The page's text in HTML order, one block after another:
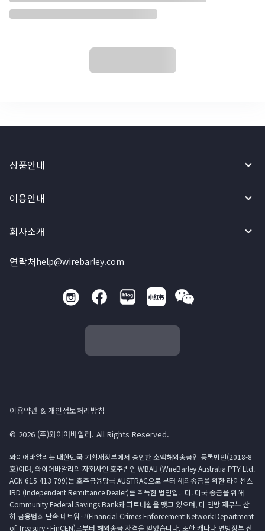
상품안내
이용안내
회사소개
연락처help@wirebarley.com
이용약관 & 개인정보처리방침
© 2026 (주)와이어바알리. All Rights Reserved.
와이어바알리는 대한민국 기획재정부에서 승인한 소액해외송금업 등록법인(2018-8
호)이며, 와이어바알리의 자회사인 호주법인 WBAU (WireBarley Australia PTY Ltd.
ACN 615 413 799)는 호주금융당국 AUSTRAC으로 부터 해외송금을 위한 라이센스
IRD (Independent Remittance Dealer)를 취득한 법인입니다. 미국 송금을 위해
Community Federal Savings Bank와 파트너쉽을 맺고 있으며, 미 연방 재무부 산
하 금융범죄 단속 네트워크(Financial Crimes Enforcement Network Department
of Treasury · FinCEN)로부터 해외송금 자격을 얻었습니다. 또한 캐나다 연방정부 산